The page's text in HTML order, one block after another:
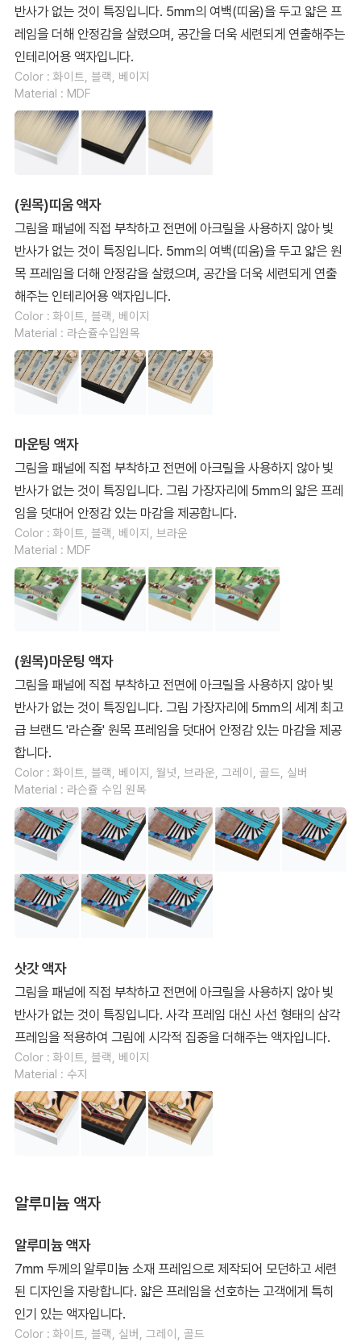
반사가 없는 것이 특징입니다. 5mm의 여백(띠움)을 두고 얇은 프
레임을 더해 안정감을 살렸으며, 공간을 더욱 세련되게 연출해주는
인테리어용 액자입니다.
Color : 화이트, 블랙, 베이지
Material : MDF
(원목)띠움 액자
그림을 패널에 직접 부착하고 전면에 아크릴을 사용하지 않아 빛
반사가 없는 것이 특징입니다. 5mm의 여백(띠움)을 두고 얇은 원
목 프레임을 더해 안정감을 살렸으며, 공간을 더욱 세련되게 연출
해주는 인테리어용 액자입니다.
Color : 화이트, 블랙, 베이지
Material : 라슨쥴수입원목
마운팅 액자
그림을 패널에 직접 부착하고 전면에 아크릴을 사용하지 않아 빛
반사가 없는 것이 특징입니다. 그림 가장자리에 5mm의 얇은 프레
임을 덧대어 안정감 있는 마감을 제공합니다.
Color : 화이트, 블랙, 베이지, 브라운
Material : MDF
(원목)마운팅 액자
그림을 패널에 직접 부착하고 전면에 아크릴을 사용하지 않아 빛
반사가 없는 것이 특징입니다. 그림 가장자리에 5mm의 세계 최고
급 브랜드 '라슨쥴' 원목 프레임을 덧대어 안정감 있는 마감을 제공
합니다.
Color : 화이트, 블랙, 베이지, 월넛, 브라운, 그레이, 골드, 실버
Material : 라슨쥴 수입 원목
삿갓 액자
그림을 패널에 직접 부착하고 전면에 아크릴을 사용하지 않아 빛
반사가 없는 것이 특징입니다. 사각 프레임 대신 사선 형태의 삼각
프레임을 적용하여 그림에 시각적 집중을 더해주는 액자입니다.
Color : 화이트, 블랙, 베이지
Material : 수지
알루미늄 액자
알루미늄 액자
7mm 두께의 알루미늄 소재 프레임으로 제작되어 모던하고 세련
된 디자인을 자랑합니다. 얇은 프레임을 선호하는 고객에게 특히
인기 있는 액자입니다.
Color : 화이트, 블랙, 실버, 그레이, 골드